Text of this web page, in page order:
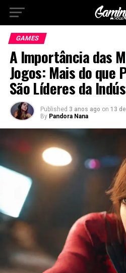
GAMES
A Importância das
Jogos: Mais do que
São Líderes da
Published 3 anos ago on 13
By Pandora Nana